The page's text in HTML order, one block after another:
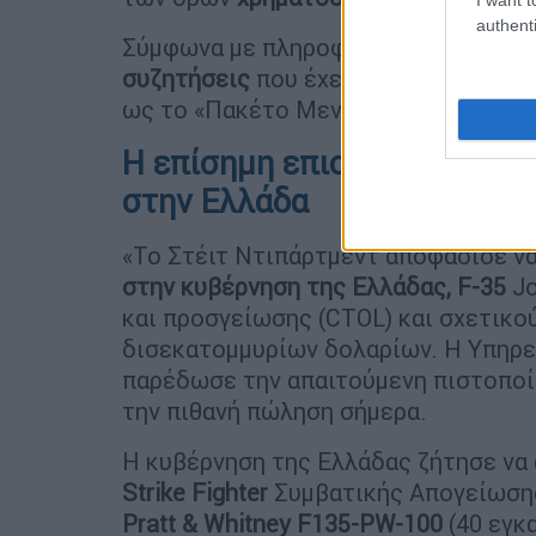
Σύμφωνα με πληροφορίες, η
συζητήσεις που έχει ότι η συμφωνία
ως το «Πακέτο Μενέντεζ», θα
Η επίσημη επιστολή στο
στην Ελλάδα
«Το Στέιτ Ντιπάρτμεντ αποφάσισε
στην κυβέρνηση της Ελλάδας, F-35
και προσγείωσης (CTOL) και
δισεκατομμυρίων δολαρίων. Η
παρέδωσε την απαιτούμενη
την πιθανή πώληση σήμερα.
Η κυβέρνηση της Ελλάδας ζήτησε
Strike Fighter Συμβατικής
Pratt & Whitney F135-PW-100 (40